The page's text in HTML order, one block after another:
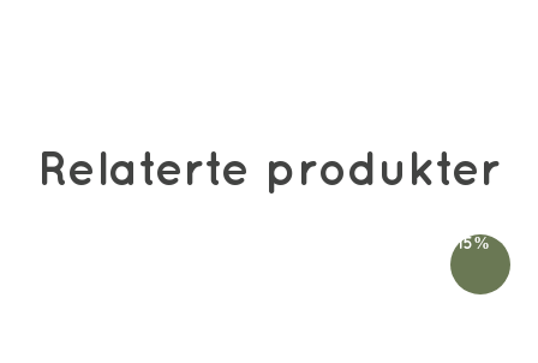
Relaterte produkter
-15%